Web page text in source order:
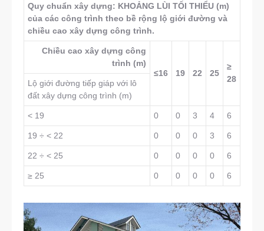
Quy chuẩn xây dựng: KHOẢNG LÙI TỐI THIỂU (m)
của các công trình theo bề rộng lộ giới đường và
chiều cao xây dựng công trình.
Chiều cao xây dựng công
trình (m)
≤16
19 22 25
≥
28
Lộ giới đường tiếp giáp với lô
đất xây dựng công trình (m)
< 19 0 0 3 4 6
19 ÷ < 22 0 0 0 3 6
22 ÷ < 25 0 0 0 0 6
≥ 25 0 0 0 0 6